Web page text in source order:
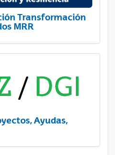
Transformación
MRR
Ayudas,